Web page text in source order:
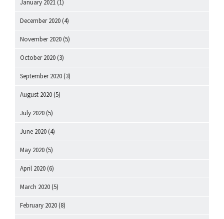
January 2021 (1)
December 2020 (4)
November 2020 (5)
October 2020 (3)
September 2020 (3)
August 2020 (5)
July 2020 (5)
June 2020 (4)
May 2020 (5)
April 2020 (6)
March 2020 (5)
February 2020 (8)